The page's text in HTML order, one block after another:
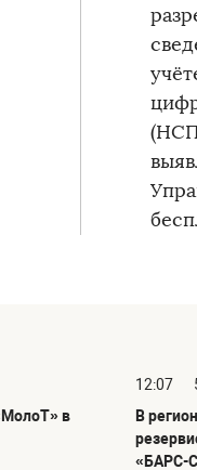
в
12:07
В
«БАРС-